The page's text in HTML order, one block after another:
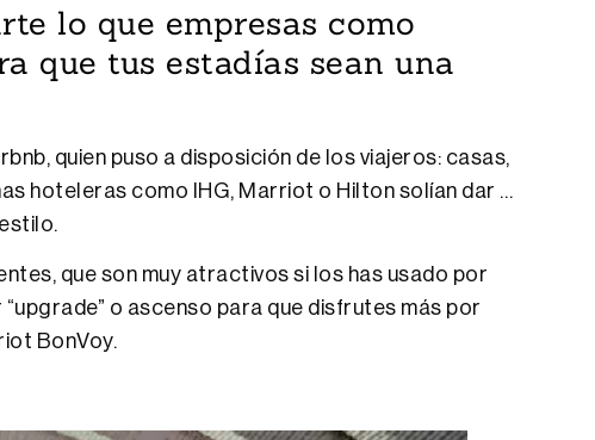
lo que empresas como
que tus estadías sean una
quien puso a disposición de los viajeros: casas,
hoteleras como IHG, Marriot o Hilton solían dar …
que son muy atractivos si los has usado por
o ascenso para que disfrutes más por
BonVoy.